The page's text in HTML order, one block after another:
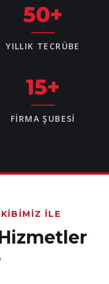
50+
YILLIK TECRÜBE
15+
FIRMA ŞUBESI
İLE